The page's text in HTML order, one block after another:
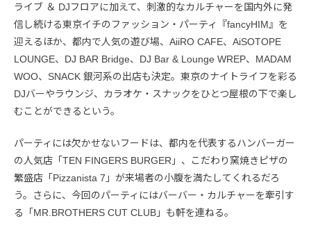
ライブ ＆ DJフロアに加えて、刺激的なカルチャーを国内外に発
信し続ける東京イチのファッション・パーティ『fancyHIM』を
迎えるほか、都内で人気の遊び場、AiiRO CAFE、AiSOTOPE
LOUNGE、DJ BAR Bridge、DJ Bar & Lounge WREP、MADAM
WOO、SNACK 銀河系の出店も決定。東京のナイトライフを彩る
DJバーやラウンジ、カラオケ・スナックをひとつ屋根の下で楽し
むことができるという。
パーティには欠かせないフードは、都内を代表するハンバーガー
の人気店「TEN FINGERS BURGER」、こだわり窯焼きピザの
繁盛店「Pizzanista 7」が来場者の小腹を満たしてくれるだろ
う。さらに、今回のパーティにはバーバー・カルチャーを牽引す
る「MR.BROTHERS CUT CLUB」も軒を連ねる。